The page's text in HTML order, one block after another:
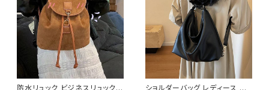
防水リュック ビジネスリュック
ショルダーバッグ レディース ワ